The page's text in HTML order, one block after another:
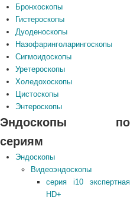
Бронхоскопы
Гистероскопы
Дуоденоскопы
Назофаринголарингоскопы
Сигмоидоскопы
Уретероскопы
Холедохоскопы
Цистоскопы
Энтероскопы
Эндоскопы по
сериям
Эндоскопы
Видеоэндоскопы
серия i10 экспертная
HD+